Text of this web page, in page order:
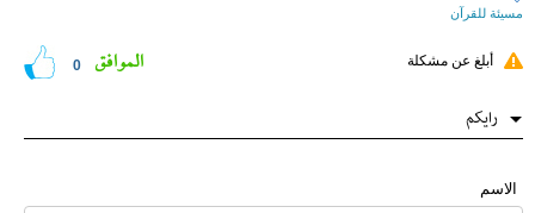
مسيئة للقرآن
أبلغ عن مشكلة 0 الموافق
رایکم
الاسم